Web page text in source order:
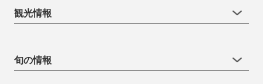
観光情報
旬の情報